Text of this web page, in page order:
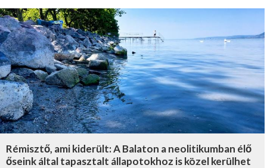
Rémisztő, ami kiderült: A Balaton a neolitikumban élő
őseink által tapasztalt állapotokhoz is közel kerülhet